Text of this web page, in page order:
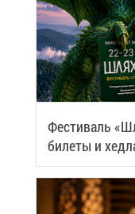
Фе­сти­валь
би­ле­ты и